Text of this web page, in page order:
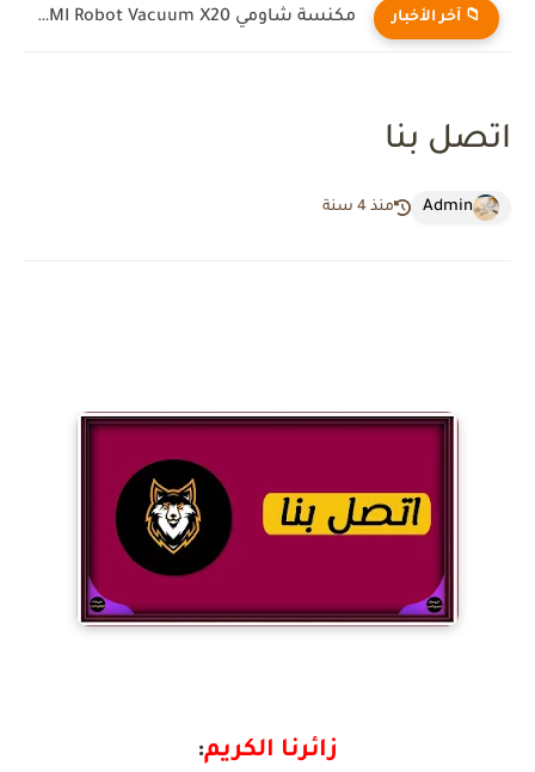
📁 آخر الأخبار مكنسة شاومي X20 max ¦ XIAOMI Robot Vacuum X20...
اتصل بنا
Admin منذ 4 سنة
زائرنا الكريم: